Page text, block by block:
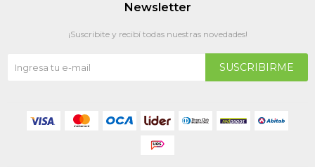
Newsletter
¡Suscribite y recibí todas nuestras novedades!
SUSCRIBIRME